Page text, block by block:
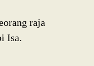
raja
Isa.